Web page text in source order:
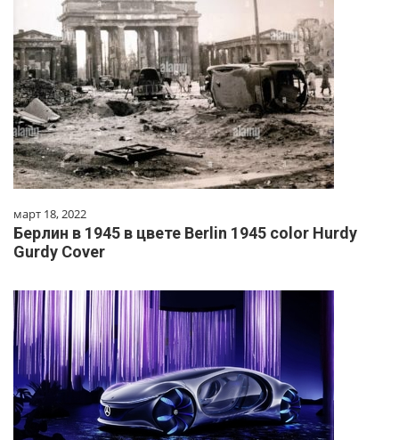
март 18, 2022
Берлин в 1945 в цвете Berlin 1945 color Hurdy
Gurdy Cover